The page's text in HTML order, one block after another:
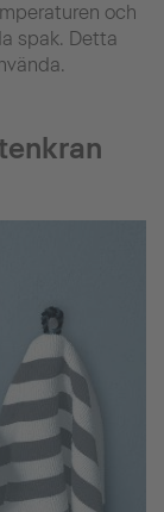
och
spak. Detta